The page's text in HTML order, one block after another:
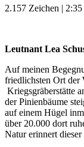
2.157 Zeichen |
Leutnant Lea
Auf meinen
friedlichsten Ort der
Kriegsgräberstätte
der Pinienbäume
auf einem Hügel
über 20.000 dort
Natur erinnert